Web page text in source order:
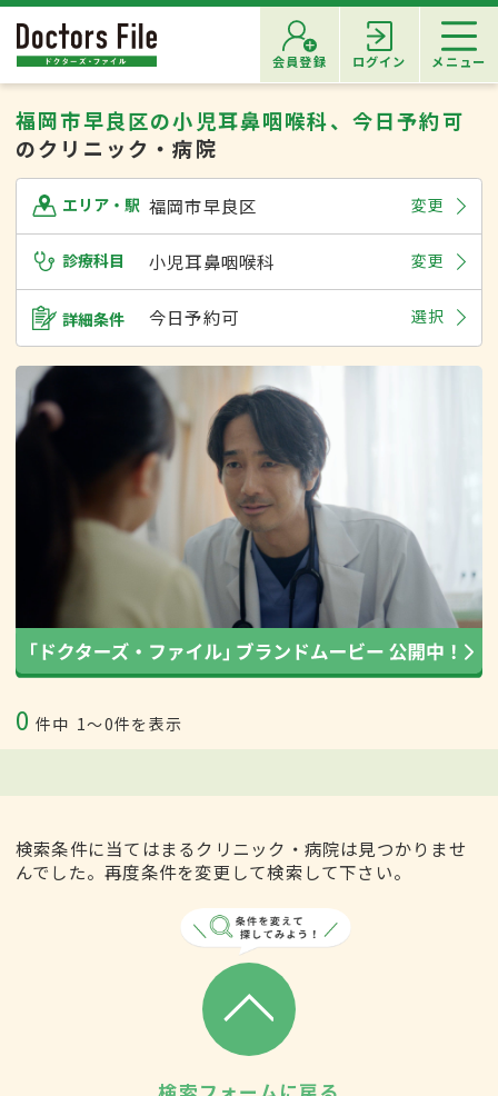
会員登録 ログイン メニュー
福岡市早良区の小児耳鼻咽喉科、今日予約可
のクリニック・病院
エリア・駅 福岡市早良区 変更
診療科目 小児耳鼻咽喉科 変更
詳細条件 今日予約可 選択
0 件中 1〜0件を表示
検索条件に当てはまるクリニック・病院は見つかりませ
んでした。再度条件を変更して検索して下さい。